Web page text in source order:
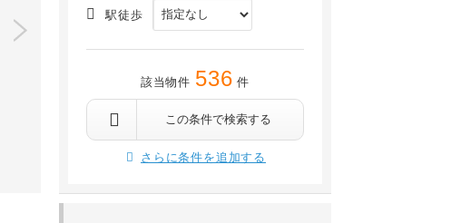
駅徒歩
該当物件 536 件
この条件で検索する
さらに条件を追加する
宮城野通 徒歩6分五橋 徒歩7分
14.4万円/ 9,000円
13階 /築1年以内(2026年02月)